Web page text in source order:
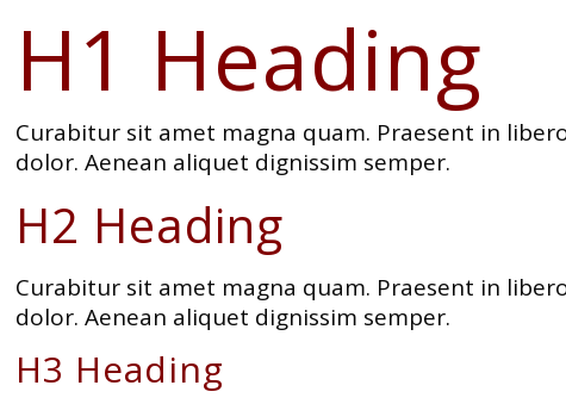
H1 Heading
Curabitur sit amet magna quam. Praesent in
dolor. Aenean aliquet dignissim semper.
H2 Heading
Curabitur sit amet magna quam. Praesent in
dolor. Aenean aliquet dignissim semper.
H3 Heading